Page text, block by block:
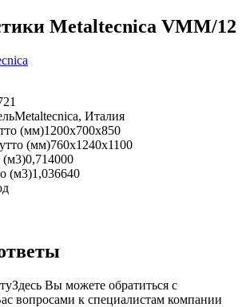
Metaltecnica VMM/12
Metaltecnica, Италия
(мм)1200x700x850
(мм)760x1240x1100
(м3)0,714000
(м3)1,036640
Здесь Вы можете обратиться с
вопросами к специалистам компании